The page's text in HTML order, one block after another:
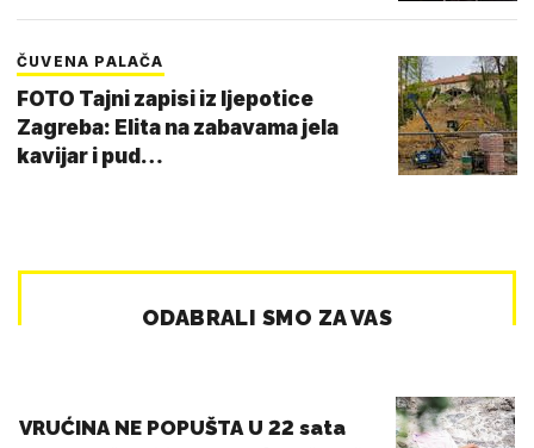
ČUVENA PALAČA
FOTO Tajni zapisi iz ljepotice
Zagreba: Elita na zabavama jela
kavijar i pud…